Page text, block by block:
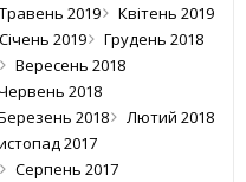
Травень 2019
Квітень 2019
Січень 2019
Грудень 2018
Вересень 2018
2018
2018
Лютий 2018
2017
Серпень 2017